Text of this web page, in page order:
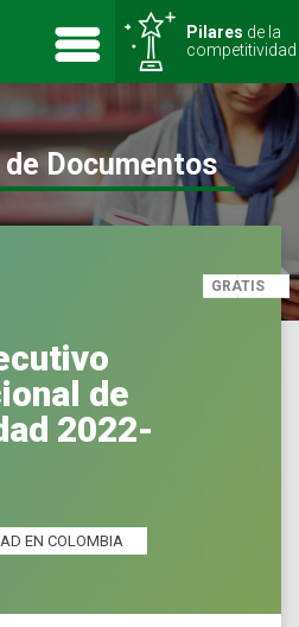
Pilares de la
competitividad
Documentos
GRATIS
de
2022-
EN COLOMBIA